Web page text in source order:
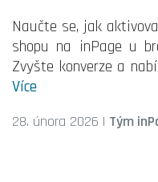
Naučte se, jak
shopu na inPage u
Zvyšte konverze a
Více
28. února 2026 | Tým